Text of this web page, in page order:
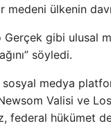
ülkenin
Gerçek gibi ulusal
söyledi.
sosyal medya
Valisi ve
federal hükümet